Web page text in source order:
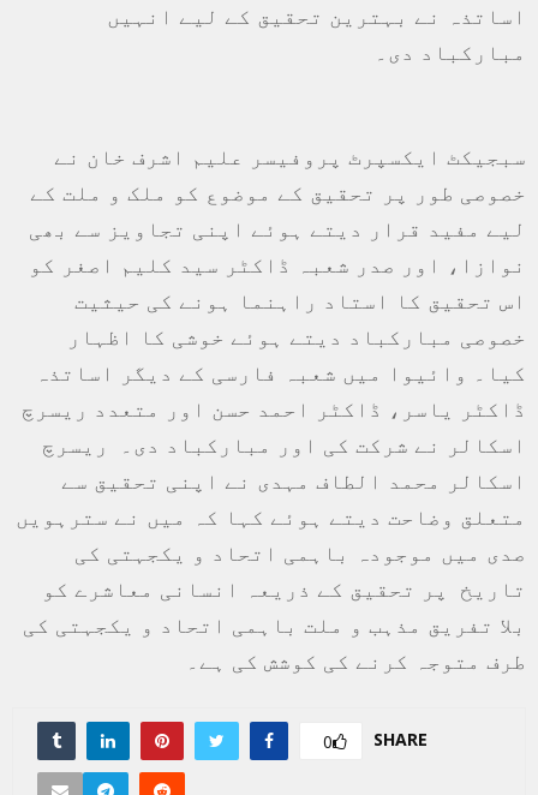
اساتذہ نے بہترین تحقیق کے لیے انہیں
مبارکباد دی۔
سبجیکٹ ایکسپرٹ پروفیسر علیم اشرف خان نے
خصوصی طور پر تحقیق کے موضوع کو ملک و ملت کے
لیے مفید قرار دیتے ہوئے اپنی تجاویز سے بھی
نوازا، اور صدر شعبہ ڈاکٹر سید کلیم اصغر کو
اس تحقیق کا استاد راہنما ہونے کی حیثیت
خصوصی مبارکباد دیتے ہوئے خوشی کا اظہار
کیا۔ وائیوا میں شعبہ فارسی کے دیگر اساتذہ
ڈاکٹر یاسر، ڈاکٹر احمد حسن اور متعدد ریسرچ
اسکالر نے شرکت کی اور مبارکباد دی۔ ریسرچ
اسکالر محمد الطاف مہدی نے اپنی تحقیق سے
متعلق وضاحت دیتے ہوئے کہا کہ میں نے سترہویں
صدی میں موجودہ باہمی اتحاد و یکجہتی کی
تاریخ پر تحقیق کے ذریعہ انسانی معاشرے کو
بلا تفریق مذہب و ملت باہمی اتحاد و یکجہتی کی
طرف متوجہ کرنے کی کوشش کی ہے۔
SHARE
0